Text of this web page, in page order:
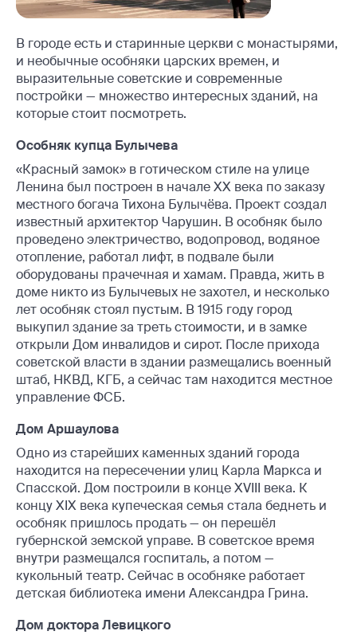
В городе есть и старинные церкви с монастырями,
и необычные особняки царских времен, и
выразительные советские и современные
постройки — множество интересных зданий, на
которые стоит посмотреть.
Особняк купца Булычева
«Красный замок» в готическом стиле на улице
Ленина был построен в начале XX века по заказу
местного богача Тихона Булычёва. Проект создал
известный архитектор Чарушин. В особняк было
проведено электричество, водопровод, водяное
отопление, работал лифт, в подвале были
оборудованы прачечная и хамам. Правда, жить в
доме никто из Булычевых не захотел, и несколько
лет особняк стоял пустым. В 1915 году город
выкупил здание за треть стоимости, и в замке
открыли Дом инвалидов и сирот. После прихода
советской власти в здании размещались военный
штаб, НКВД, КГБ, а сейчас там находится местное
управление ФСБ.
Дом Аршаулова
Одно из старейших каменных зданий города
находится на пересечении улиц Карла Маркса и
Спасской. Дом построили в конце XVIII века. К
концу XIX века купеческая семья стала беднеть и
особняк пришлось продать — он перешёл
губернской земской управе. В советское время
внутри размещался госпиталь, а потом —
кукольный театр. Сейчас в особняке работает
детская библиотека имени Александра Грина.
Дом доктора Левицкого